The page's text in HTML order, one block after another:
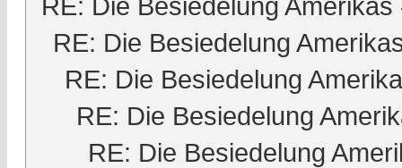
RE: Die Besiedelung
RE: Die Besiedelung
RE: Die Besiedelung
RE: Die Besiedelung